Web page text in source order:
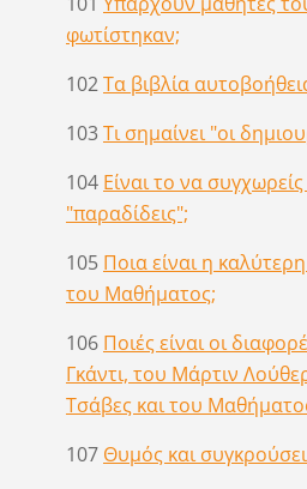
φωτίστηκαν;
102Τα βιβλία
103Τι σημαίνει "οι
104 Είναι το να
"παραδίδεις";
105 Ποια είναι η
του Μαθήματος;
106 Ποιές είναι οι
Γκάντι, του Μάρτιν
Τσάβες και του
107 Θυμός και